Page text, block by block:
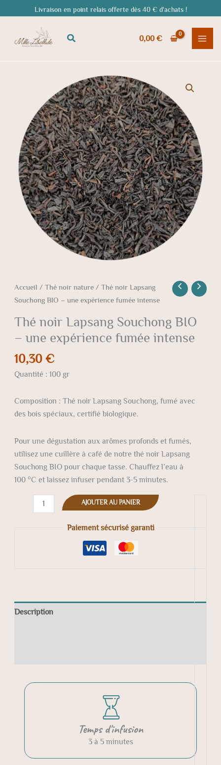
au
Livraison en point relais offerte dès 40 € d'achats !
Rechercher 0,00€
Accueil / Thé noir nature/ Thé noir Lapsang
Souchong BIO – une expérience fumée intense
Thé noir Lapsang Souchong BIO
– une expérience fumée intense
10,30 €
Quantité : 100 gr
Composition : Thé noir Lapsang Souchong, fumé avec
des bois spéciaux, certifié biologique.
Pour une dégustation aux arômes profonds et fumés,
utilisez une cuillère à café de notre thé noir Lapsang
Souchong BIO pour chaque tasse. Chauffez l’eau à
100 °C et laissez infuser pendant 3-5 minutes.
Lapsang
Souchong
BIO
une
expérience
fumée
intense
AJOUTER AU PANIER
Paiement sécurisé garanti
Description
Temps d'infusion
3 à 5 minutes